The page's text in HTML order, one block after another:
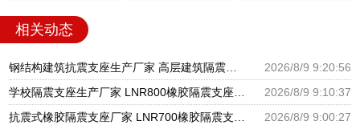
相关动态
钢结构建筑抗震支座生产厂家 高层建筑隔震支座什么价格 房屋建筑隔震支座厂家电话
2026/8/9 9:20:56
学校隔震支座生产厂家 LNR800橡胶隔震支座 圆形高阻尼隔震橡胶支座什么价格
2026/8/9 9:10:37
抗震式橡胶隔震支座厂家 LNR700橡胶隔震支座多少钱 建筑天然橡胶隔震支座LNR900
2026/8/9 9:00:27